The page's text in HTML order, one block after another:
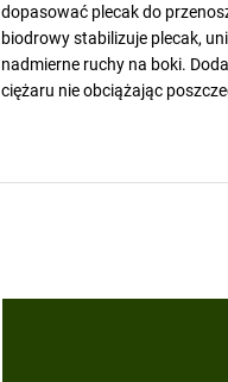
dopasować plecak do
biodrowy stabilizuje plecak,
nadmierne ruchy na boki.
ciężaru nie obciążając